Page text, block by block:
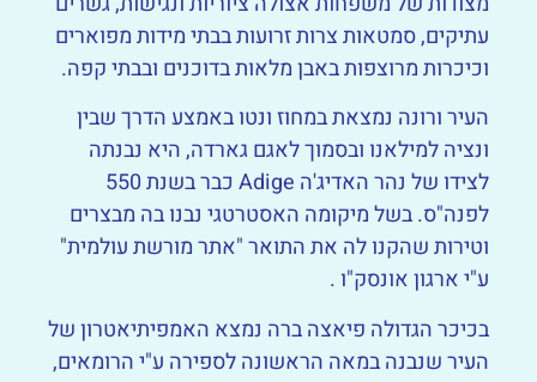
עתיקים, סמטאות צרות זרועות בבתי מידות מפוארים
וכיכרות מרוצפות באבן מלאות בדוכנים ובבתי קפה.
העיר ורונה נמצאת במחוז ונטו באמצע הדרך שבין
ונציה למילאנו ובסמוך לאגם גארדה, היא נבנתה
לצידו של נהר האדיג'ה Adige כבר בשנת 550
לפנה"ס. בשל מיקומה האסטרטגי נבנו בה מבצרים
וטירות שהקנו לה את התואר "אתר מורשת עולמית"
ע"י ארגון אונסק"ו .
בכיכר הגדולה פיאצה ברה נמצא האמפיתיאטרון של
העיר שנבנה במאה הראשונה לספירה ע"י הרומאים,